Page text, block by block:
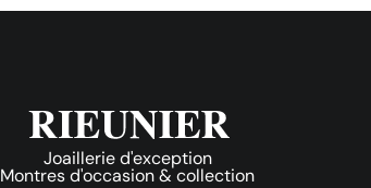
Joaillerie d'exception
Montres d'occasion & collection